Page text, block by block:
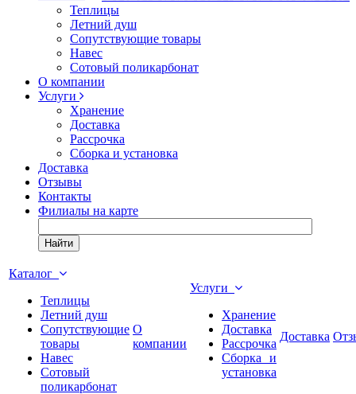
Теплицы
Летний душ
Сопутствующие товары
Навес
Сотовый поликарбонат
О компании
Услуги
Хранение
Доставка
Рассрочка
Сборка и установка
Доставка
Отзывы
Контакты
Филиалы на карте
Найти
Каталог
Теплицы
Летний душ
Сопутствующие
товары
Навес
Сотовый
поликарбонат
О
компании
Услуги
Хранение
Доставка
Рассрочка
Сборка и
установка
Доставка